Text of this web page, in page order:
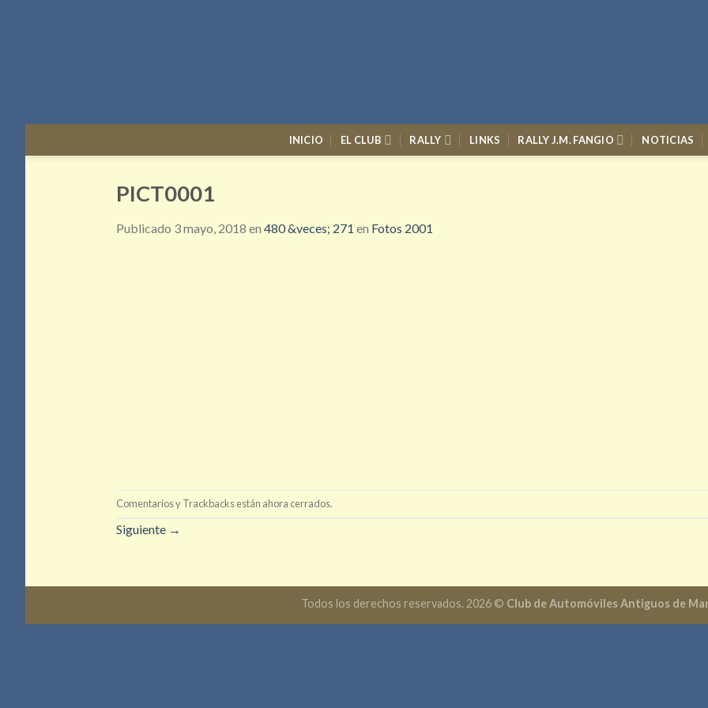
INICIO EL CLUB RALLY LINKS RALLY J.M. FANGIO NOTICIAS
PICT0001
Publicado 3 mayo, 2018 en 480 &veces; 271 en Fotos 2001
Comentarios y Trackbacks están ahora cerrados.
Siguiente →
Todos los derechos reservados. 2026 © Club de Automóviles Antiguos de